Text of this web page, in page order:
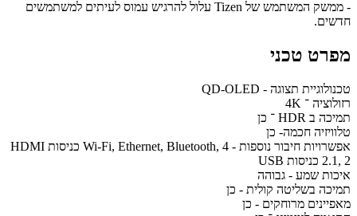
- ממשק המשתמש של Tizen עלול להרגיש עמוס לעיתים למשתמשים
חדשים.
מפרט טכני
טכנולוגיית תצוגה - QD-OLED
רזולוציה ־ 4K
תמיכה ב HDR ־ כן
טלוויזיה חכמה- כן
אפשרויות חיבור נוספות - Wi-Fi, Ethernet, Bluetooth, 4 כניסות HDMI
2.1, 2 כניסות USB
איכות שמע - גבוהה
תמיכה בשליטה קולית - כן
מאפיינים מרוחקים - כן